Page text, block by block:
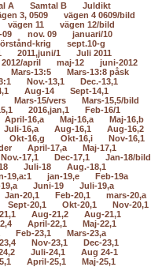
A Samtal B
Juldikt
3, 0509
vägen 4 0609/bild
vägen 11
vägen 12/bild
09 nov. 09
januari/10
krig
sept.10-g
2011,juni/1
Juli 2011
2012/april maj-12
juni-2012
Mars-13:5
Mars-13:8 påsk
Nov.-13,1
Dec.-13,1
Aug-14
Sept-14,1
Mars-15/vers
Mars-15,5/bild
2016,jan,1
Feb-16/1
April-16,a Maj-16,a
Maj-16,b
Juli-16,a Aug-16,1
Aug-16,2
Okt-16,g Okt-16,i
Nov-16,1
April-17,a
Maj-17,1
Nov.-17,1 Dec-17,1
Jan-18/bild
Juli-18
Aug.-18,1
19,a:1 jan-19,e
Feb-19a
Juni-19
Juli-19,a
Jan-20,1 Feb-20,1
mars-20,a
Sept-20,1 Okt-20,1
Nov-20,1
Aug-21,2
Aug-21,1
April-22,1
Maj-22,1
Feb-23,1
Mars-23,a
Nov-23,1
Dec-23,1
Juli-24,1
Aug 24-1
April-25,1
Maj-25,1